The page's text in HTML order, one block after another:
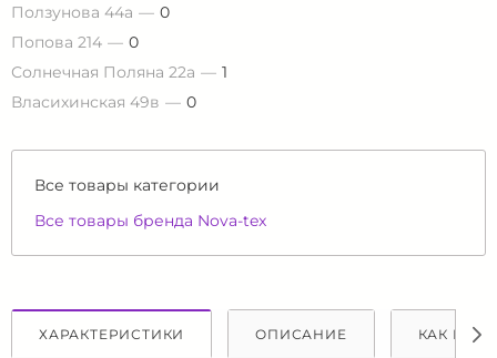
Ползунова 44а
0
Попова 214
0
Солнечная Поляна 22а
1
Власихинская 49в
0
Все товары категории
Все товары бренда Nova-tex
ХАРАКТЕРИСТИКИ ОПИСАНИЕ КАК